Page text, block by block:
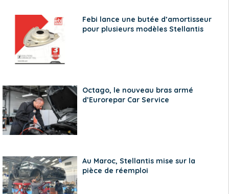
Febi lance une butée d’amortisseur
pour plusieurs modèles Stellantis
Octago, le nouveau bras armé
d’Eurorepar Car Service
Au Maroc, Stellantis mise sur la
pièce de réemploi